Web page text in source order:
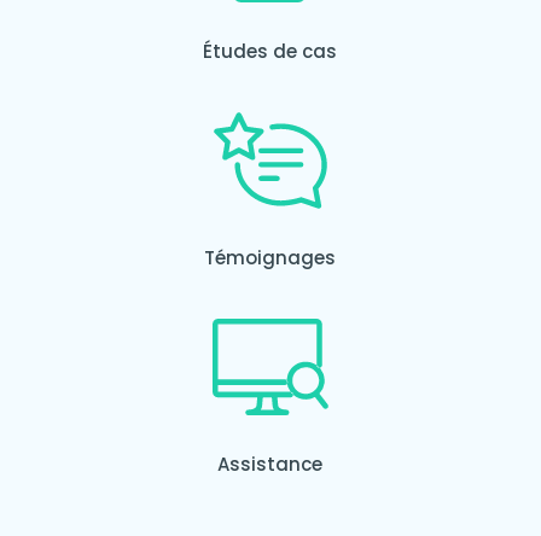
Études de cas
Témoignages
Assistance